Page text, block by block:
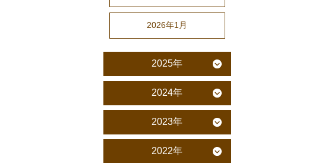
2026年1月
2025年
2024年
2023年
2022年